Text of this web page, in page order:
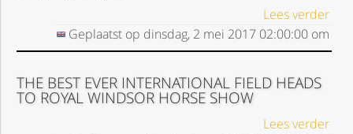
Lees verder
Geplaatst op dinsdag, 2 mei 2017 02:00:00om
THE BEST EVER INTERNATIONAL FIELD HEADS
TO ROYAL WINDSOR HORSE SHOW
Lees verder